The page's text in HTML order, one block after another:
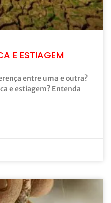
E ESTIAGEM
entre uma e outra?
e estiagem? Entenda